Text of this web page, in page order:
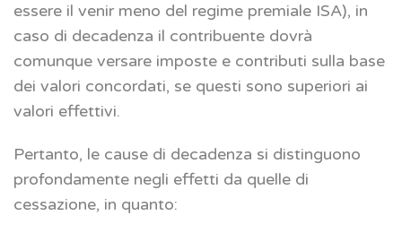
essere il venir meno del regime premiale ISA), in
caso di decadenza il contribuente dovrà
comunque versare imposte e contributi sulla base
dei valori concordati, se questi sono superiori ai
valori effettivi.
Pertanto, le cause di decadenza si distinguono
profondamente negli effetti da quelle di
cessazione, in quanto: